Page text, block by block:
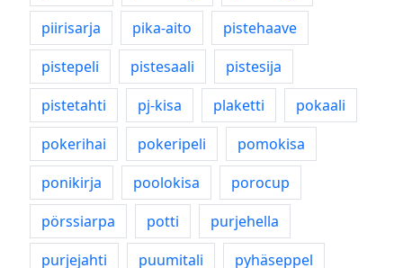
piirisarja
pika-aito
pistehaave
pistepeli
pistesaali
pistesija
pistetahti
pj-kisa plaketti
pokaali
pokerihai
pokeripeli
pomokisa
ponikirja
poolokisa
porocup
pörssiarpa
potti
purjehella
purjejahti
puumitali pyhäseppel